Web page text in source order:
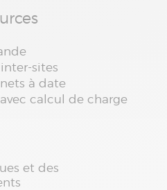
sites
à date
calcul de charge
et des